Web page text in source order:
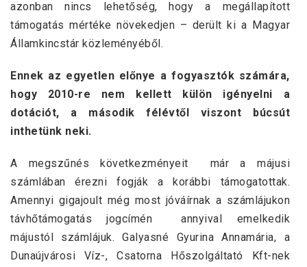
azonban nincs lehetőség, hogy a megállapított
támogatás mértéke növekedjen – derült ki a Magyar
Államkincstár közleményéből.
Ennek az egyetlen előnye a fogyasztók számára,
hogy 2010-re nem kellett külön igényelni a
dotációt, a második félévtől viszont búcsút
inthetünk neki.
A megszűnés következményeit már a májusi
számlában érezni fogják a korábbi támogatottak.
Amennyi gigajoult még most jóváírnak a számlájukon
távhőtámogatás jogcímén annyival emelkedik
májustól számlájuk. Galyasné Gyurina Annamária, a
Dunaújvárosi Víz-, Csatorna Hőszolgáltató Kft-nek